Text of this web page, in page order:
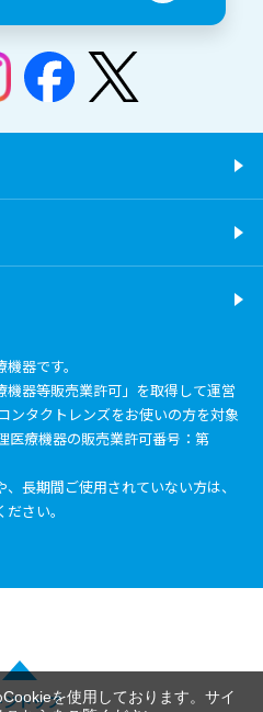
器です。
器等販売業許可」を取得して運営
ンタクトレンズをお使いの方を対象
医療機器の販売業許可番号：第
長期間ご使用されていない方は、
さい。
トップを使用しております。サイ